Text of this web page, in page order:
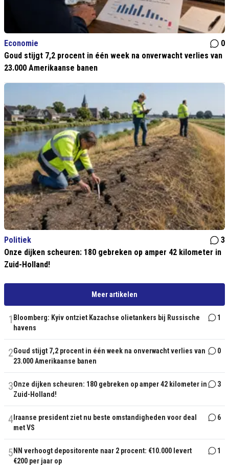
Economie
0
Goud stijgt 7,2 procent in één week na onverwacht verlies van
23.000 Amerikaanse banen
Politiek
3
Onze dijken scheuren: 180 gebreken op amper 42 kilometer in
Zuid-Holland!
Meer artikelen
1 Bloomberg: Kyiv ontziet Kazachse olietankers bij Russische
havens
1
2Goud stijgt 7,2 procent in één week na onverwacht verlies van
23.000 Amerikaanse banen
0
3Onze dijken scheuren: 180 gebreken op amper 42 kilometer in
Zuid-Holland!
3
4 Iraanse president ziet nu beste omstandigheden voor deal
met VS
6
5 NN verhoogt depositorente naar 2 procent: €10.000 levert
€200 per jaar op
1